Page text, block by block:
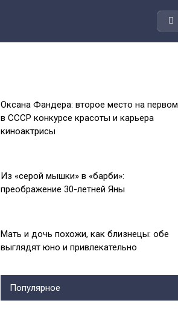
Оксана Фандера: второе место на первом
в СССР конкурсе красоты и карьера
киноактрисы
Из «серой мышки» в «барби»:
преображение 30-летней Яны
Мать и дочь похожи, как близнецы: обе
выглядят юно и привлекательно
Популярное